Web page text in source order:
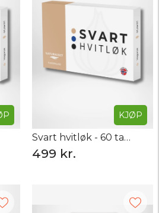
muskler og ledd
kun ingredienser av aller
med tanke på din helse og
Svart hvitløk - 60 tabletter
499 kr.
KJØP